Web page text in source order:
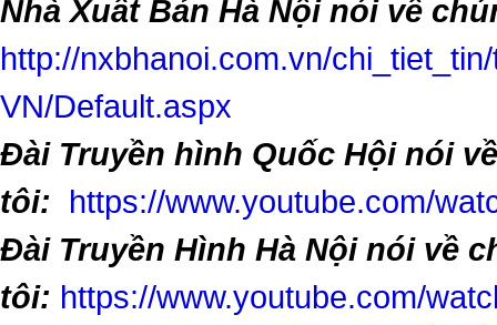
Nhà Xuất Bản Hà Nội nói về
http://nxbhanoi.com.vn/
VN/Default.aspx
Đài Truyền hình Quốc Hội nói
tôi:
https://www.youtube.com/
Đài Truyền Hình Hà Nội nói về
tôi: https://www.youtube.com/